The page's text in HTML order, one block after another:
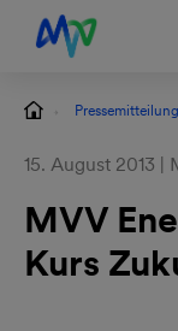
Zur
Zum
Zur
Kontakt EN
15. August 2013 |
MVV
Kurs